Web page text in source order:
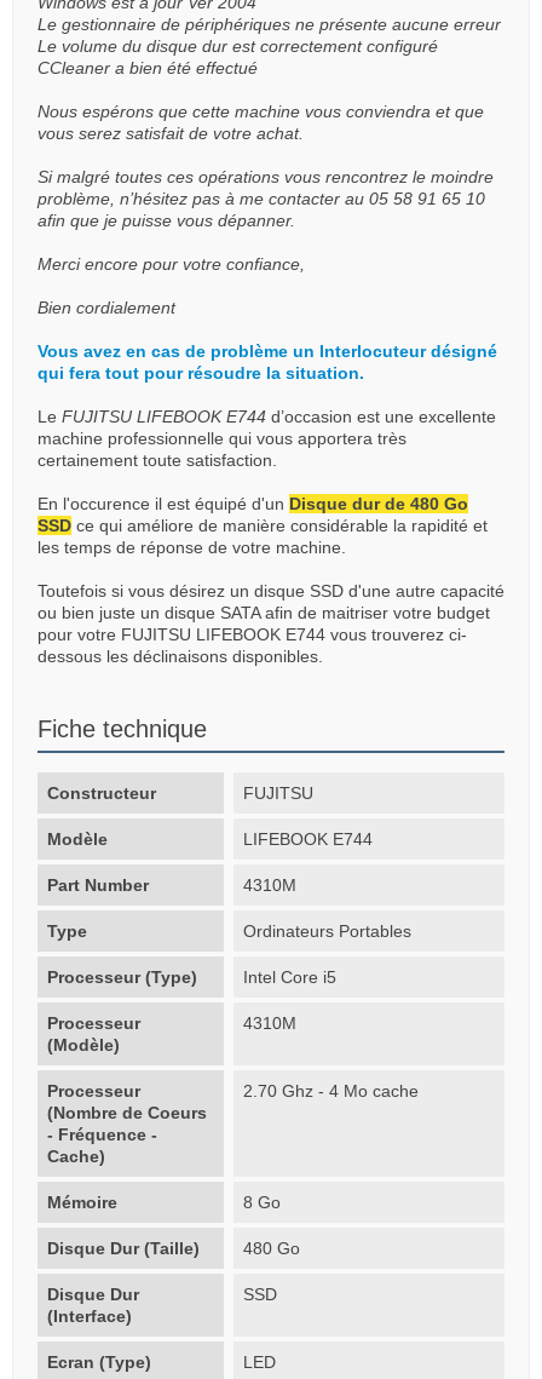
Le gestionnaire de périphériques ne présente aucune erreur
Le volume du disque dur est correctement configuré
CCleaner a bien été effectué
Nous espérons que cette machine vous conviendra et que
vous serez satisfait de votre achat.
Si malgré toutes ces opérations vous rencontrez le moindre
problème, n’hésitez pas à me contacter au 05 58 91 65 10
afin que je puisse vous dépanner.
Merci encore pour votre confiance,
Bien cordialement
Vous avez en cas de problème un Interlocuteur désigné
qui fera tout pour résoudre la situation.
Le FUJITSU LIFEBOOK E744 d’occasion est une excellente
machine professionnelle qui vous apportera très
certainement toute satisfaction.
En l'occurence il est équipé d'un Disque dur de 480 Go
SSD ce qui améliore de manière considérable la rapidité et
les temps de réponse de votre machine.
Toutefois si vous désirez un disque SSD d'une autre capacité
ou bien juste un disque SATA afin de maitriser votre budget
pour votre FUJITSU LIFEBOOK E744 vous trouverez ci-
dessous les déclinaisons disponibles.
Fiche technique
Constructeur FUJITSU
Modèle LIFEBOOK E744
Part Number 4310M
Type Ordinateurs Portables
Processeur (Type) Intel Core i5
Processeur
(Modèle)
4310M
Processeur
(Nombre de Coeurs
- Fréquence -
Cache)
2.70 Ghz - 4 Mo cache
Mémoire 8 Go
Disque Dur (Taille) 480 Go
Disque Dur
(Interface)
SSD
Ecran (Type) LED